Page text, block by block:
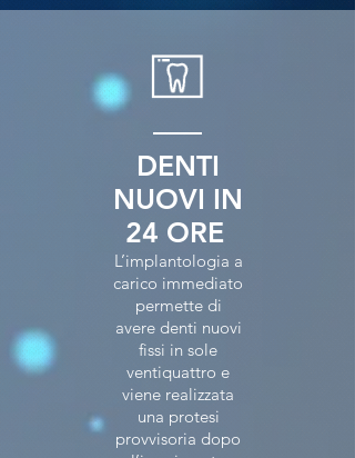
DENTI
NUOVI IN
24 ORE
L’implantologia a
carico immediato
permette di
avere denti nuovi
fissi in sole
ventiquattro e
viene realizzata
una protesi
provvisoria dopo